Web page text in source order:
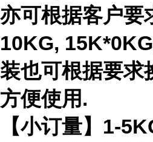
亦可根据客户要
10KG,
装也可根据要求
方便使用.
【小订量】1-